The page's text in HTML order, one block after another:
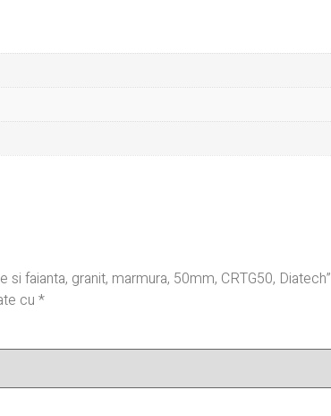
faianta, granit, marmura, 50mm, CRTG50, Diatech”
cu *